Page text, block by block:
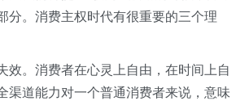
分。消费主权时代有很重要的三个理
效。消费者在心灵上自由，在时间上自
渠道能力对一个普通消费者来说，意味